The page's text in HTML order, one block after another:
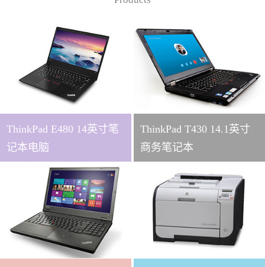
ThinkPad E480 14英寸笔
记本电脑
ThinkPad T430 14.1英寸
商务笔记本